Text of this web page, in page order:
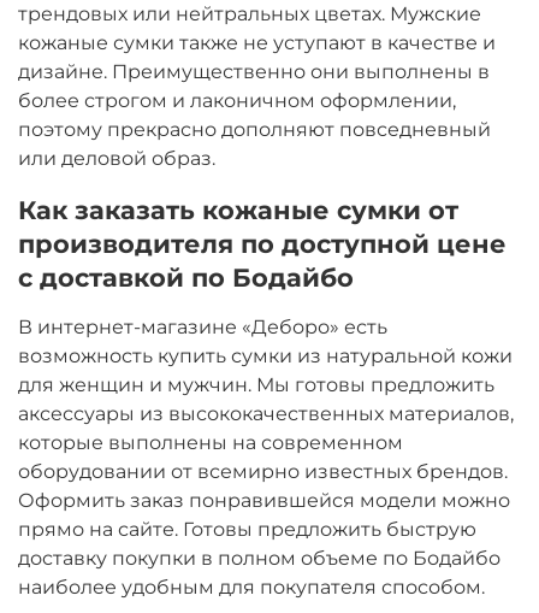
трендовых или нейтральных цветах. Мужские
кожаные сумки также не уступают в качестве и
дизайне. Преимущественно они выполнены в
более строгом и лаконичном оформлении,
поэтому прекрасно дополняют повседневный
или деловой образ.
Как заказать кожаные сумки от
производителя по доступной цене
с доставкой по Бодайбо
В интернет-магазине «Деборо» есть
возможность купить сумки из натуральной кожи
для женщин и мужчин. Мы готовы предложить
аксессуары из высококачественных материалов,
которые выполнены на современном
оборудовании от всемирно известных брендов.
Оформить заказ понравившейся модели можно
прямо на сайте. Готовы предложить быструю
доставку покупки в полном объеме по Бодайбо
наиболее удобным для покупателя способом.